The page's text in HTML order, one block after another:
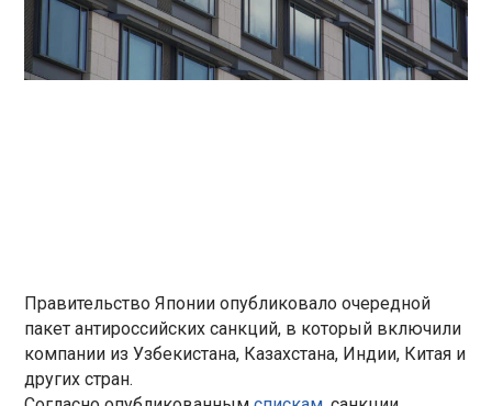
Правительство Японии опубликовало очередной
пакет антироссийских санкций, в который включили
компании из Узбекистана, Казахстана, Индии, Китая и
других стран.